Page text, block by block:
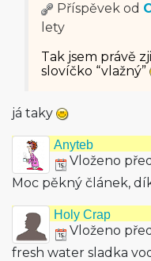
Příspěvek od
lety
Tak jsem právě
slovíčko “vlažný”
já taky
Anyteb
Vloženo
Moc pěkný článek,
Holy Crap
Vloženo
fresh water sladka